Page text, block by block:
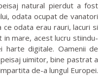
natural pierdut a fost
odata ocupat de vanatori
ce odata erau rauri, lacuri si
mare, acest lucru stiindu-
harte digitale. Oamenii de
uimitor, bine pastrat a
de-a lungul Europei.